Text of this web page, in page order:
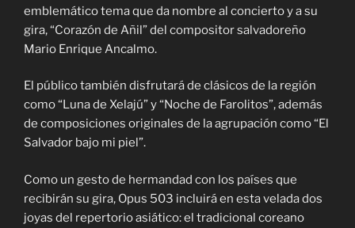
emblemático tema que da nombre al concierto y a su
gira, “Corazón de Añil” del compositor salvadoreño
Mario Enrique Ancalmo.
El público también disfrutará de clásicos de la región
como “Luna de Xelajú” y “Noche de Farolitos”, además
de composiciones originales de la agrupación como “El
Salvador bajo mi piel”.
Como un gesto de hermandad con los países que
recibirán su gira, Opus 503 incluirá en esta velada dos
joyas del repertorio asiático: el tradicional coreano